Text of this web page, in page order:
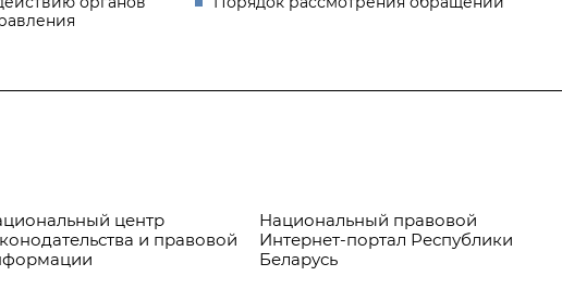
центр
и правовой
Национальный правовой
Интернет-портал Республики
Беларусь